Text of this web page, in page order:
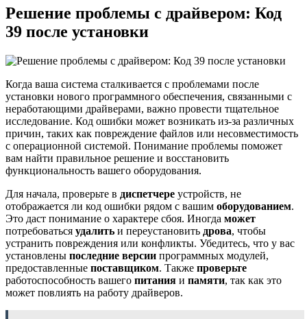
Решение проблемы с драйвером: Код
39 после установки
Когда ваша система сталкивается с проблемами после
установки нового программного обеспечения, связанными с
неработающими драйверами, важно провести тщательное
исследование. Код ошибки может возникать из-за различных
причин, таких как повреждение файлов или несовместимость
с операционной системой. Понимание проблемы поможет
вам найти правильное решение и восстановить
функциональность вашего оборудования.
Для начала, проверьте в диспетчере устройств, не
отображается ли код ошибки рядом с вашим оборудованием.
Это даст понимание о характере сбоя. Иногда может
потребоваться удалить и переустановить дрова, чтобы
устранить повреждения или конфликты. Убедитесь, что у вас
установлены последние версии программных модулей,
предоставленные поставщиком. Также проверьте
работоспособность вашего питания и памяти, так как это
может повлиять на работу драйверов.